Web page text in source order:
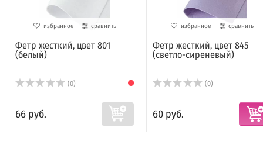
избранное сравнить
Фетр жесткий, цвет 801
(белый)
(0)
66 руб.
избранное сравнить
Фетр жесткий, цвет 845
(светло-сиреневый)
(0)
60 руб.